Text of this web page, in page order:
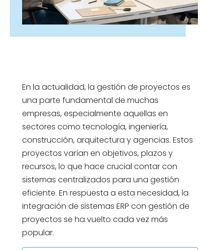
En la actualidad, la gestión de proyectos es
una parte fundamental de muchas
empresas, especialmente aquellas en
sectores como tecnología, ingeniería,
construcción, arquitectura y agencias. Estos
proyectos varían en objetivos, plazos y
recursos, lo que hace crucial contar con
sistemas centralizados para una gestión
eficiente. En respuesta a esta necesidad, la
integración de sistemas ERP con gestión de
proyectos se ha vuelto cada vez más
popular.